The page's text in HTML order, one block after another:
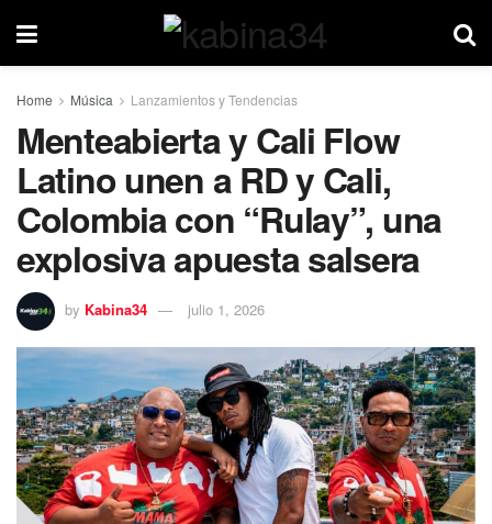
Home Música Lanzamientos y Tendencias
Menteabierta y Cali Flow
Latino unen a RD y Cali,
Colombia con “Rulay”, una
explosiva apuesta salsera
by Kabina34 julio 1, 2026